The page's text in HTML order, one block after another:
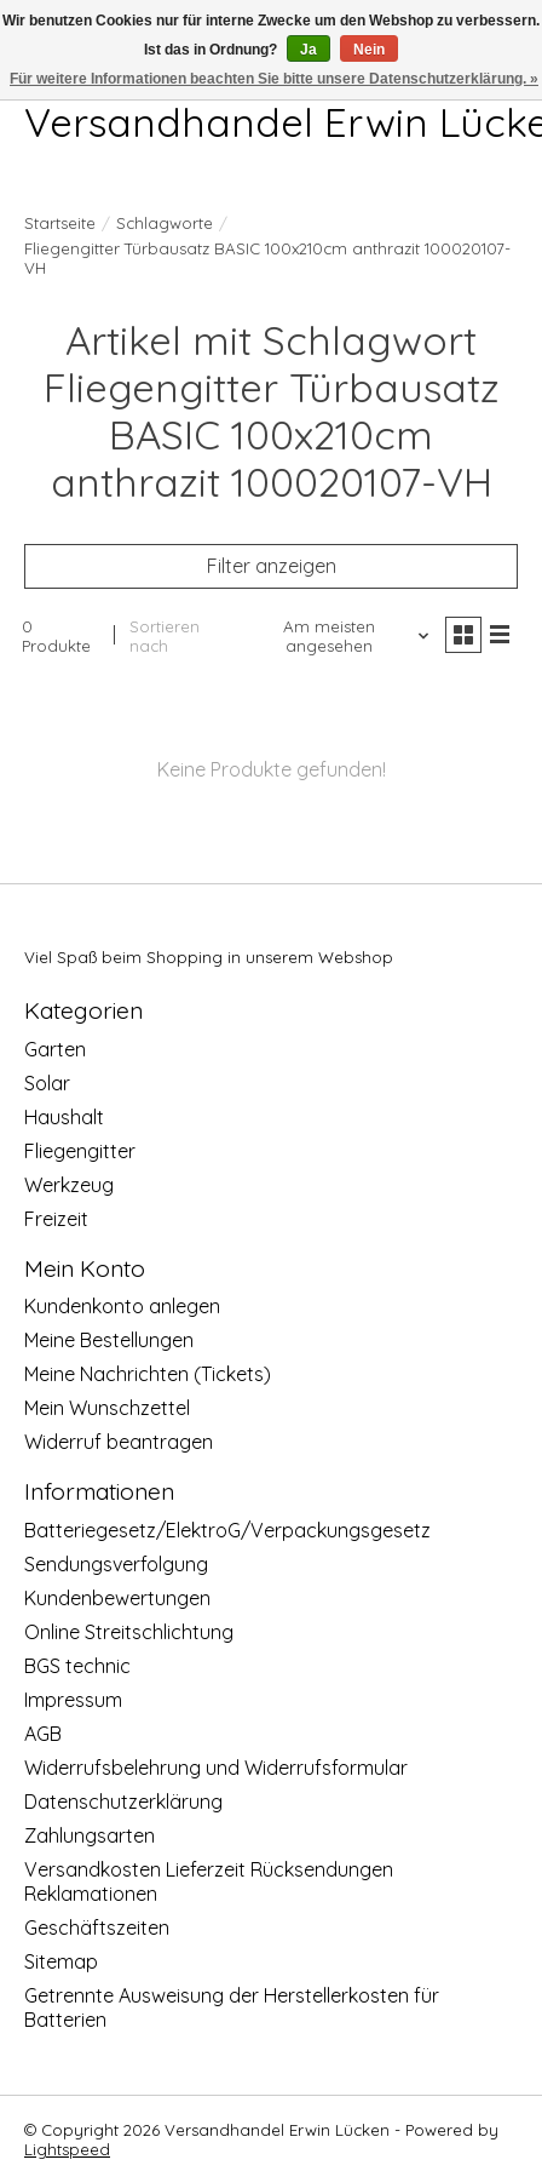
Telefon 04407 715872 MO-DO 7.00-17.00Uhr FR 7.00-13.00Uhr
Versandhandel Erwin
Startseite / Schlagworte /
Fliegengitter Türbausatz BASIC 100x210cm anthrazit 100020107-
VH
Artikel mit Schlagwort
Fliegengitter Türbausatz
BASIC 100x210cm
anthrazit 100020107-VH
Filter anzeigen
0
Produkte
Sortieren
nach
Am meisten
angesehen
Keine Produkte gefunden!
Viel Spaß beim Shopping in unserem Webshop
Kategorien
Garten
Solar
Haushalt
Fliegengitter
Werkzeug
Freizeit
Mein Konto
Kundenkonto anlegen
Meine Bestellungen
Meine Nachrichten (Tickets)
Mein Wunschzettel
Widerruf beantragen
Informationen
Batteriegesetz/ElektroG/Verpackungsgesetz
Sendungsverfolgung
Kundenbewertungen
Online Streitschlichtung
BGS technic
Impressum
AGB
Widerrufsbelehrung und Widerrufsformular
Datenschutzerklärung
Zahlungsarten
Versandkosten Lieferzeit Rücksendungen
Reklamationen
Geschäftszeiten
Sitemap
Getrennte Ausweisung der Herstellerkosten für
Batterien
© Copyright 2026 Versandhandel Erwin Lücken - Powered by
Lightspeed
Wir benutzen Cookies nur für interne Zwecke um den Webshop zu verbessern.
Ist das in Ordnung?
Ja
Nein
Für weitere Informationen beachten Sie bitte unsere Datenschutzerklärung. »